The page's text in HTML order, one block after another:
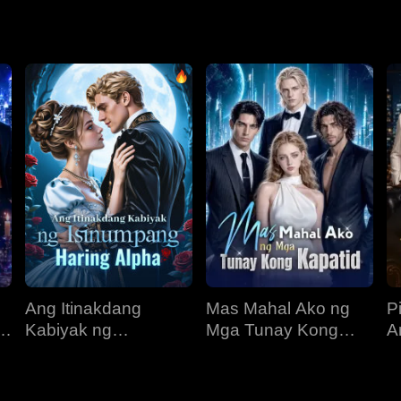
ng kanyang pamilya.
Ang Itinakdang
Kabiyak ng
Mas Mahal Ako ng
Mga Tunay Kong